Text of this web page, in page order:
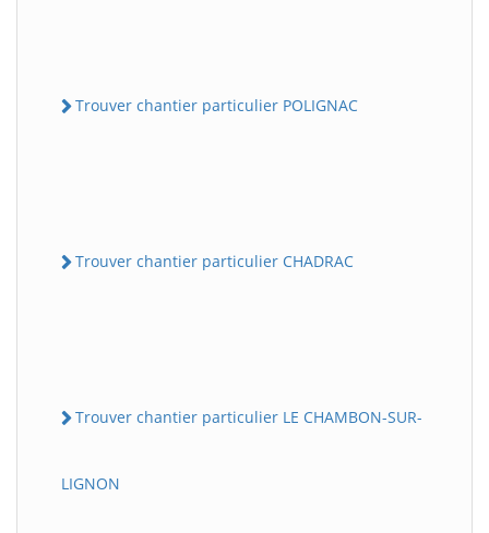
Trouver chantier particulier POLIGNAC
Trouver chantier particulier CHADRAC
Trouver chantier particulier LE CHAMBON-SUR-
LIGNON